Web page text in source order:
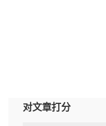
对文章打分